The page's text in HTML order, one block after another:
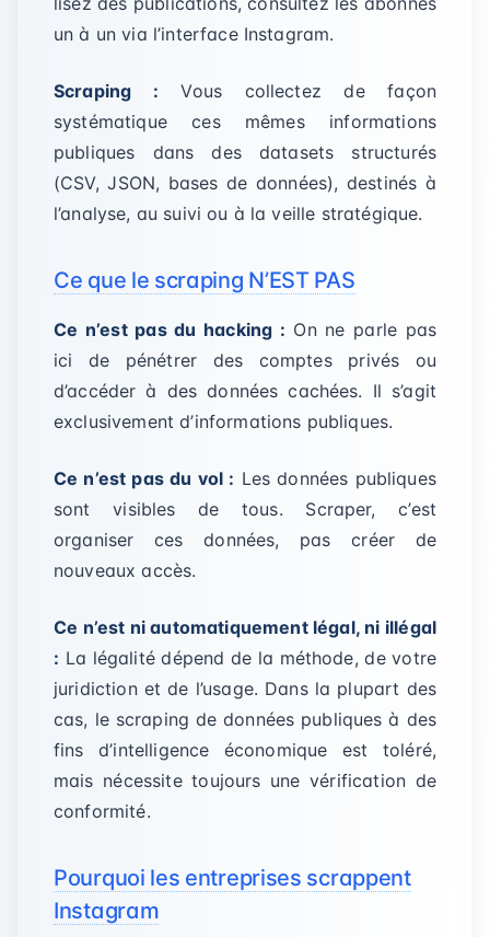
un à un via l’interface Instagram.
Scraping : Vous collectez de façon
systématique ces mêmes informations
publiques dans des datasets structurés
(CSV, JSON, bases de données), destinés à
l’analyse, au suivi ou à la veille stratégique.
Ce que le scraping N’EST PAS
Ce n’est pas du hacking : On ne parle pas
ici de pénétrer des comptes privés ou
d’accéder à des données cachées. Il s’agit
exclusivement d’informations publiques.
Ce n’est pas du vol : Les données publiques
sont visibles de tous. Scraper, c’est
organiser ces données, pas créer de
nouveaux accès.
Ce n’est ni automatiquement légal, ni illégal
: La légalité dépend de la méthode, de votre
juridiction et de l’usage. Dans la plupart des
cas, le scraping de données publiques à des
fins d’intelligence économique est toléré,
mais nécessite toujours une vérification de
conformité.
Pourquoi les entreprises scrappent
Instagram